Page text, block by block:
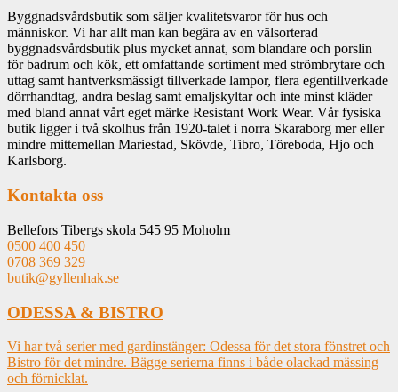
Byggnadsvårdsbutik som säljer kvalitetsvaror för hus och
människor. Vi har allt man kan begära av en välsorterad
byggnadsvårdsbutik plus mycket annat, som blandare och porslin
för badrum och kök, ett omfattande sortiment med strömbrytare och
uttag samt hantverksmässigt tillverkade lampor, flera egentillverkade
dörrhandtag, andra beslag samt emaljskyltar och inte minst kläder
med bland annat vårt eget märke Resistant Work Wear. Vår fysiska
butik ligger i två skolhus från 1920-talet i norra Skaraborg mer eller
mindre mittemellan Mariestad, Skövde, Tibro, Töreboda, Hjo och
Karlsborg.
Kontakta oss
Bellefors Tibergs skola 545 95 Moholm
0500 400 450
0708 369 329
butik@gyllenhak.se
ODESSA & BISTRO
Vi har två serier med gardinstänger: Odessa för det stora fönstret och
Bistro för det mindre. Bägge serierna finns i både olackad mässing
och förnicklat.